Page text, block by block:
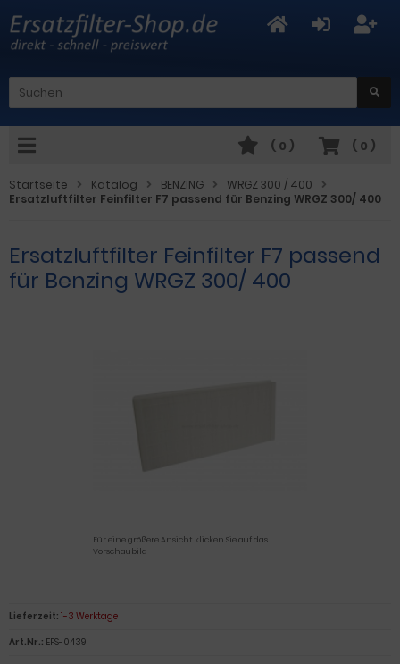
( 0 )
( 0 )
Startseite Katalog BENZING
WRGZ 300 / 400
Ersatzluftfilter Feinfilter F7 passend für Benzing WRGZ 300/ 400
Ersatzluftfilter Feinfilter F7 passend
für Benzing WRGZ 300/ 400
Für eine größere Ansicht klicken Sie auf das
Vorschaubild
Lieferzeit: 1-3 Werktage
Art.Nr.: EFS-0439